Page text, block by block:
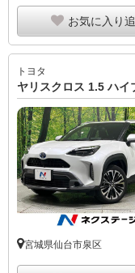
お気に入り
トヨタ
ヤリスクロス 1.5 ハイ
宮城県仙台市泉区